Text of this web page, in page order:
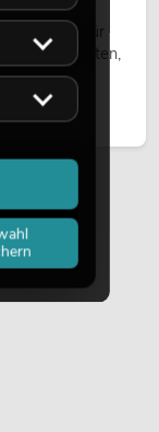
für
Stadtfesten,
und